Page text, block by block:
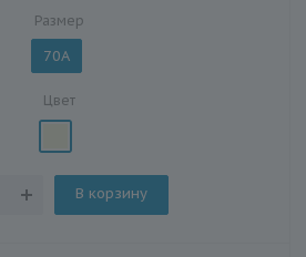
Размер
70A
Цвет
В корзину